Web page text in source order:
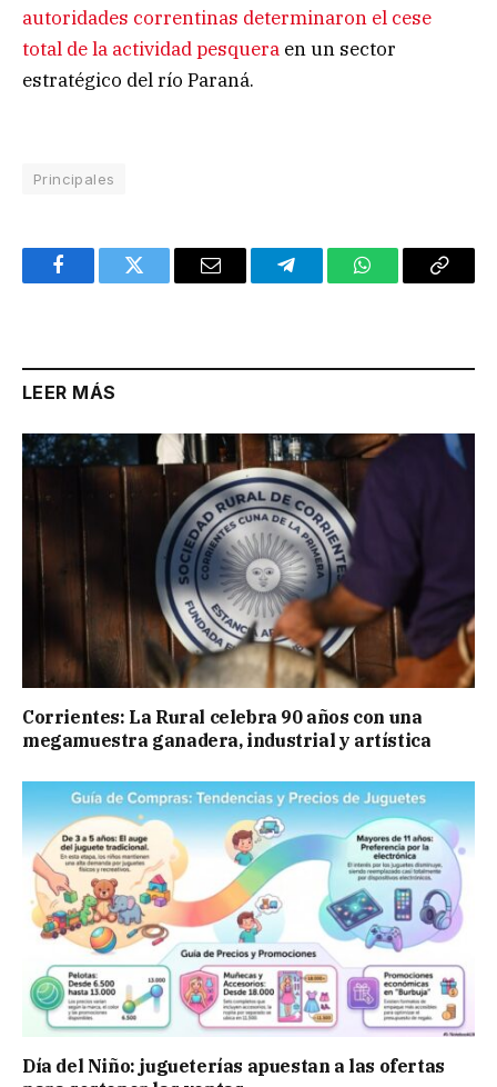
autoridades correntinas determinaron el cese
total de la actividad pesquera en un sector
estratégico del río Paraná.
Principales
FacebookTwitter Email TelegramWhatsAppCopy
LEER MÁS
Corrientes: La Rural celebra 90 años con una
megamuestra ganadera, industrial y artística
Día del Niño: jugueterías apuestan a las ofertas